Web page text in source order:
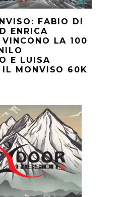
FABIO DI
ENRICA
VINCONO LA 100
E LUISA
IL MONVISO 60K